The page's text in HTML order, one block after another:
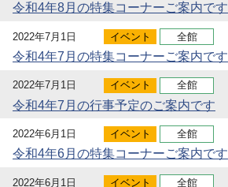
令和4年8月の特集コーナーご案内です
2022年7月1日 イベント 全館
令和4年7月の特集コーナーご案内です
2022年7月1日 イベント 全館
令和4年7月の行事予定のご案内です
2022年6月1日 イベント 全館
令和4年6月の特集コーナーご案内です
2022年6月1日 イベント 全館